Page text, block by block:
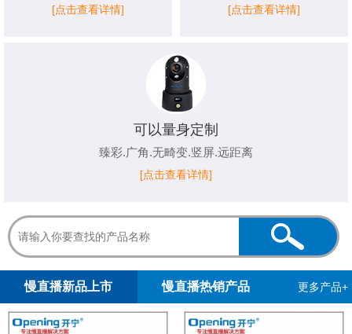
[点击查看详情] [点击查看详情]
可以量身定制
臻彩.广角.无畸变.竖屏.远距离
[点击查看详情]
慢直播新品上市 慢直播热销产品 更多产品+